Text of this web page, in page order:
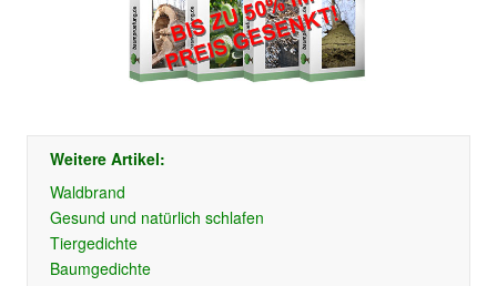
Weitere Artikel:
Waldbrand
Gesund und natürlich schlafen
Tiergedichte
Baumgedichte